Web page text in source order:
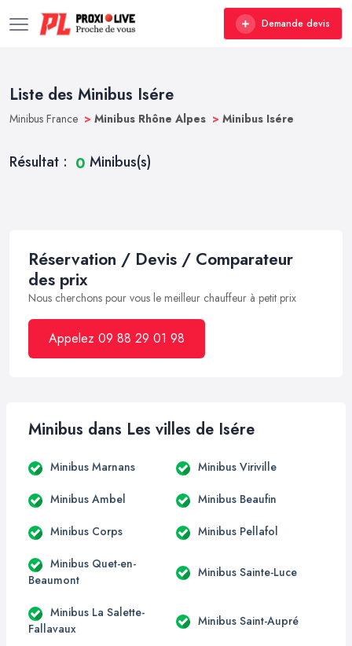
Demande devis
Liste des Minibus Isére
Minibus France > Minibus Rhône Alpes > Minibus Isére
Résultat : 0 Minibus(s)
Réservation / Devis / Comparateur
des prix
Nous cherchons pour vous le meilleur chauffeur à petit prix
Appelez 09 88 29 01 98
Minibus dans Les villes de Isére
Minibus Marnans Minibus Viriville
Minibus Ambel Minibus Beaufin
Minibus Corps Minibus Pellafol
Minibus Quet-en-
Beaumont
Minibus Sainte-Luce
Minibus La Salette-
Fallavaux
Minibus Saint-Aupré